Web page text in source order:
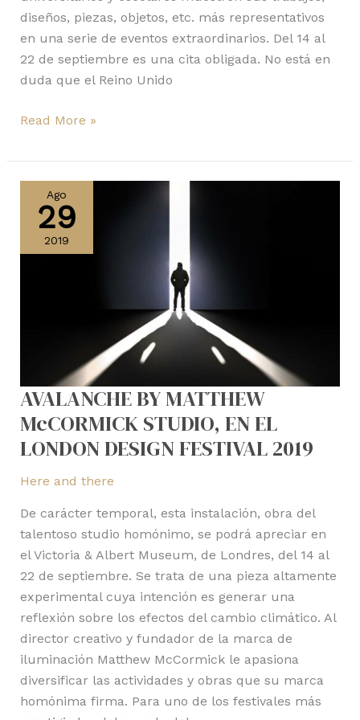
diseños, piezas, objetos, etc. más representativos
en una serie de eventos extraordinarios. Del 14 al
22 de septiembre es una cita obligada. No está en
duda que el Reino Unido
Read More »
Ago
29
2019
AVALANCHE BY MATTHEW
McCORMICK STUDIO, EN EL
LONDON DESIGN FESTIVAL 2019
Here and there
De carácter temporal, esta instalación, obra del
talentoso studio homónimo, se podrá apreciar en
el Victoria & Albert Museum, de Londres, del 14 al
22 de septiembre. Se trata de una pieza altamente
experimental cuya intención es generar una
reflexión sobre los efectos del cambio climático. Al
director creativo y fundador de la marca de
iluminación Matthew McCormick le apasiona
diversificar las actividades y obras que su marca
homónima firma. Para uno de los festivales más
MATTHEW
McCORMICK
STUDIO,